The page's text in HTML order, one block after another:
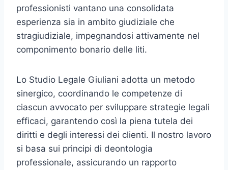
professionisti vantano una consolidata
esperienza sia in ambito giudiziale che
stragiudiziale, impegnandosi attivamente nel
componimento bonario delle liti.
Lo Studio Legale Giuliani adotta un metodo
sinergico, coordinando le competenze di
ciascun avvocato per sviluppare strategie legali
efficaci, garantendo così la piena tutela dei
diritti e degli interessi dei clienti. Il nostro lavoro
si basa sui principi di deontologia
professionale, assicurando un rapporto